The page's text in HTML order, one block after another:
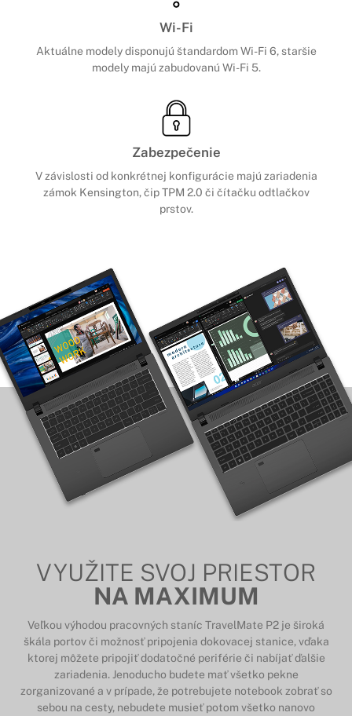
Wi-Fi
Aktuálne modely disponujú štandardom Wi-Fi 6, staršie
modely majú zabudovanú Wi-Fi 5.
Zabezpečenie
V závislosti od konkrétnej konfigurácie majú zariadenia
zámok Kensington, čip TPM 2.0 či čítačku odtlačkov
prstov.
VYUŽITE SVOJ PRIESTOR
NA MAXIMUM
Veľkou výhodou pracovných staníc TravelMate P2 je široká
škála portov či možnosť pripojenia dokovacej stanice, vďaka
ktorej môžete pripojiť dodatočné periférie či nabíjať ďalšie
zariadenia. Jenoducho budete mať všetko pekne
zorganizované a v prípade, že potrebujete notebook zobrať so
sebou na cesty, nebudete musieť potom všetko nanovo